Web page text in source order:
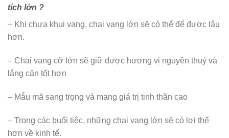
tích lớn ?
– Khi chưa khui vang, chai vang lớn sẽ có thể để được lâu
hơn.
– Chai vang cỡ lớn sẽ giữ được hương vị nguyên thuỷ và
lắng cặn tốt hơn
– Mẫu mã sang trọng và mang giá trị tinh thần cao
– Trong các buổi tiệc, những chai vang lớn sẽ có lợi thế
hơn về kinh tế.